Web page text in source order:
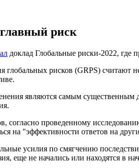
риск
доклад Глобальные риски-2022, где
глобальных рисков (GRPS) считают
являются самым существенным
согласно проведенному
на "эффективности ответов на
усилия по смягчению
еще не начались или находятся в